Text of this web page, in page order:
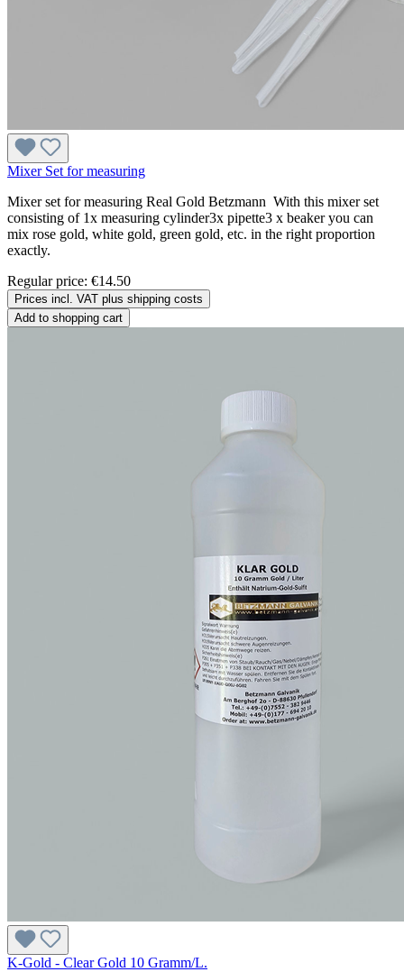
Mixer Set for measuring
Mixer set for measuring Real Gold Betzmann With this mixer set
consisting of 1x measuring cylinder3x pipette3 x beaker you can
mix rose gold, white gold, green gold, etc. in the right proportion
exactly.
Regular price: €14.50
Prices incl. VAT plus shipping costs
Add to shopping cart
K-Gold - Clear Gold 10 Gramm/L.